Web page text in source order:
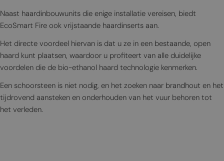
Naast haardinbouwunits die enige installatie vereisen, biedt
EcoSmart Fire ook vrijstaande haardinserts aan.
Het directe voordeel hiervan is dat u ze in een bestaande, open
haard kunt plaatsen, waardoor u profiteert van alle duidelijke
voordelen die de bio-ethanol haard technologie kenmerken.
Een schoorsteen is niet nodig, en het zoeken naar brandhout en het
tijdrovend aansteken en onderhouden van het vuur behoren tot
het verleden.